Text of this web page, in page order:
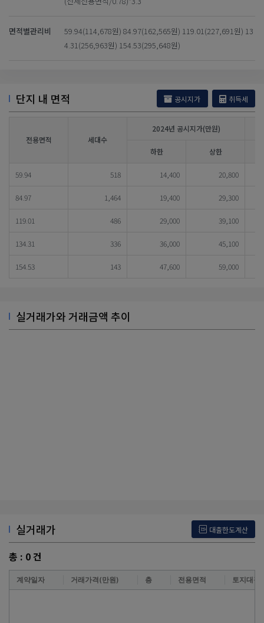
면적별관리비
59.94(114,678원) 84.97(162,565원) 119.01(227,691원) 13
4.31(256,963원) 154.53(295,648원)
단지 내 면적 공시지가 취득세
전용면적 세대수
2024년 공시지가(만원)
하한 상한
59.94 518 14,400 20,800
84.97 1,464 19,400 29,300
119.01 486 29,000 39,100
134.31 336 36,000 45,100
154.53 143 47,600 59,000
실거래가와 거래금액 추이
실거래가 대출한도계산
총 : 0건
계약일자 거래가격(만원) 층 전용면적 토지대장